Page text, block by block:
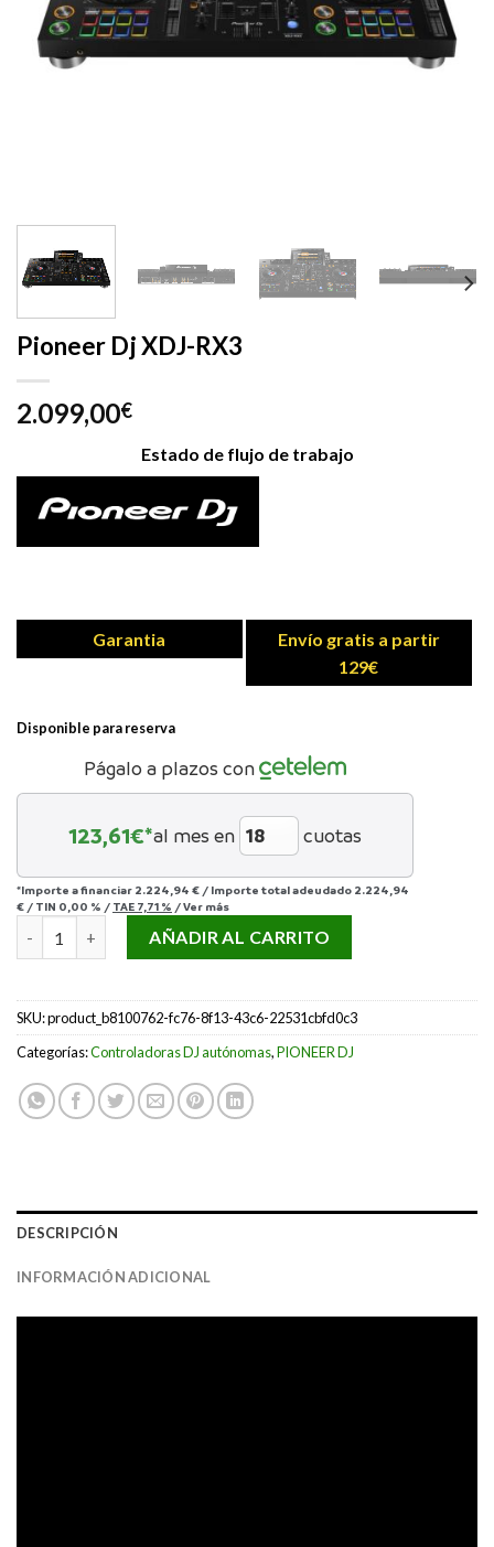
Pioneer Dj XDJ-RX3
2.099,00€
Estado de flujo de trabajo
Garantia
Envío gratis a partir
129€
Disponible para reserva
Págalo a plazos con
123,61€*al mes en cuotas
*Importe a financiar 2.224,94 € / Importe total adeudado 2.224,94
€ / TIN 0,00 % / TAE 7,71 % /Ver más
Pioneer Dj XDJ-RX3 cantidadAÑADIR AL CARRITO
SKU:product_b8100762-fc76-8f13-43c6-22531cbfd0c3
Categorías:Controladoras DJ autónomas,PIONEER DJ
DESCRIPCIÓN
INFORMACIÓN ADICIONAL